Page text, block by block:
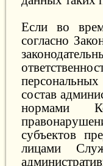
Если во
согласно
состав
нормами
субъектов
лицами